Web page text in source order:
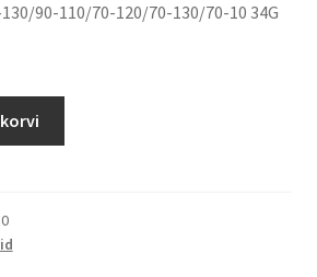
90-110/70-120/70-130/70-10 34G